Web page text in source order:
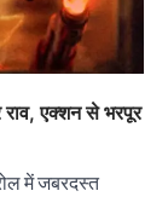
एक्शन से भरपूर
में जबरदस्त